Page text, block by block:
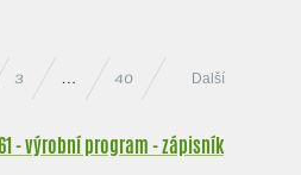
3 … 40 Další
- výrobní program - zápisník